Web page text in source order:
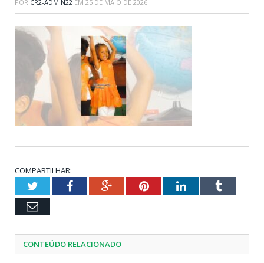
POR CR2-ADMIN22 EM 25 DE MAIO DE 2026
COMPARTILHAR:
TwitterFacebookGoogle+PinterestLinkedInTumblr
Email
CONTEÚDO RELACIONADO